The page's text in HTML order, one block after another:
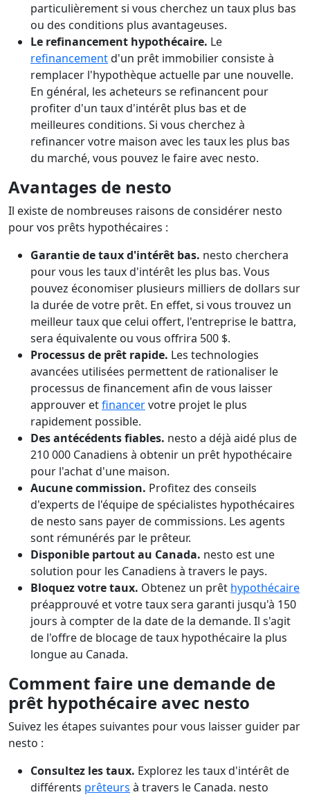
particulièrement si vous cherchez un taux plus bas
ou des conditions plus avantageuses.
Le refinancement hypothécaire. Le
refinancementd'un prêt immobilier consiste à
remplacer l'hypothèque actuelle par une nouvelle.
En général, les acheteurs se refinancent pour
profiter d'un taux d'intérêt plus bas et de
meilleures conditions. Si vous cherchez à
refinancer votre maison avec les taux les plus bas
du marché, vous pouvez le faire avec nesto.
Avantages de nesto
Il existe de nombreuses raisons de considérer nesto
pour vos prêts hypothécaires :
Garantie de taux d'intérêt bas. nesto cherchera
pour vous les taux d'intérêt les plus bas. Vous
pouvez économiser plusieurs milliers de dollars sur
la durée de votre prêt. En effet, si vous trouvez un
meilleur taux que celui offert, l'entreprise le battra,
sera équivalente ou vous offrira 500 $.
Processus de prêt rapide. Les technologies
avancées utilisées permettent de rationaliser le
processus de financement afin de vous laisser
approuver etfinancervotre projet le plus
rapidement possible.
Des antécédents fiables. nesto a déjà aidé plus de
210 000 Canadiens à obtenir un prêt hypothécaire
pour l'achat d'une maison.
Aucune commission. Profitez des conseils
d'experts de l'équipe de spécialistes hypothécaires
de nesto sans payer de commissions. Les agents
sont rémunérés par le prêteur.
Disponible partout au Canada. nesto est une
solution pour les Canadiens à travers le pays.
Bloquez votre taux. Obtenez un prêt hypothécaire
préapprouvé et votre taux sera garanti jusqu'à 150
jours à compter de la date de la demande. Il s'agit
de l'offre de blocage de taux hypothécaire la plus
longue au Canada.
Comment faire une demande de
prêt hypothécaire avec nesto
Suivez les étapes suivantes pour vous laisser guider par
nesto :
Consultez les taux. Explorez les taux d'intérêt de
différents prêteurs à travers le Canada. nesto